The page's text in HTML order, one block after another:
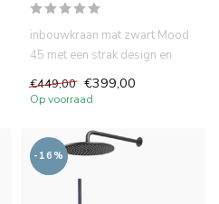
inbouwkraan mat zwart Mood
45 met een strak design en
€449,00 €399,00
Op voorraad
-16%